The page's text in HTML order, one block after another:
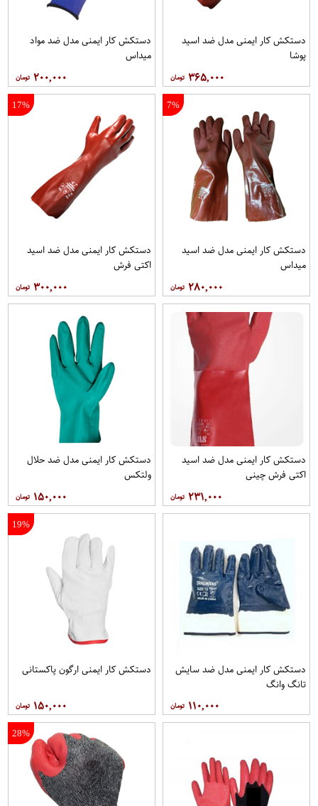
دستکش کار ایمنی مدل ضد اسید
پوشا
۳۶۵,۰۰۰
دستکش کار ایمنی مدل ضد مواد
میداس
۲۰۰,۰۰۰
7%
دستکش کار ایمنی مدل ضد اسید
میداس
۲۸۰,۰۰۰
17%
دستکش کار ایمنی مدل ضد اسید
اکتی فرش
۳۰۰,۰۰۰
دستکش کار ایمنی مدل ضد اسید
اکتی فرش چینی
۲۳۱,۰۰۰
دستکش کار ایمنی مدل ضد حلال
ولتکس
۱۵۰,۰۰۰
دستکش کار ایمنی مدل ضد سایش
تانگ وانگ
۱۱۰,۰۰۰
19%
دستکش کار ایمنی ارگون پاکستانی
۱۵۰,۰۰۰
28%